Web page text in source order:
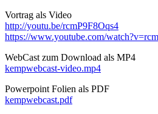
Vortrag als Video
http://youtu.be/rcmP9F8Oqs4
https://www.youtube.com/
WebCast zum Download als MP4
kempwebcast-video.mp4
Powerpoint Folien als PDF
kempwebcast.pdf